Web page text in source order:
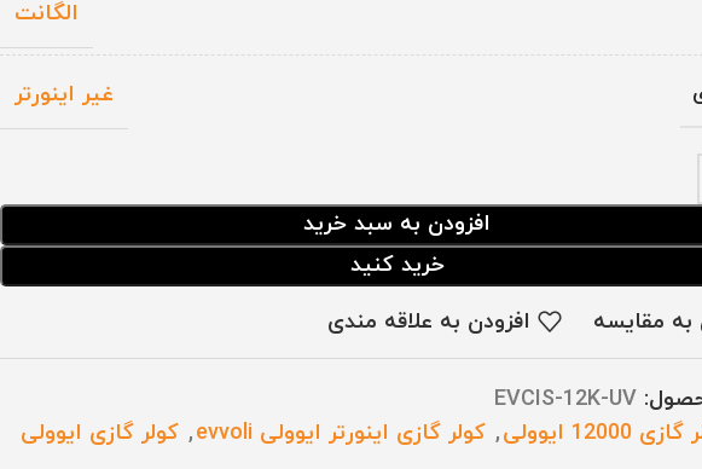
الگانت
غیر اینورتر
افزودن به سبد خرید
خرید کنید
به مقایسه
افزودن به علاقه مندی
EVCIS-12K-UV
12000 ایوولی , کولر گازی اینورتر ایوولی evvoli , کولر گازی ایوولی